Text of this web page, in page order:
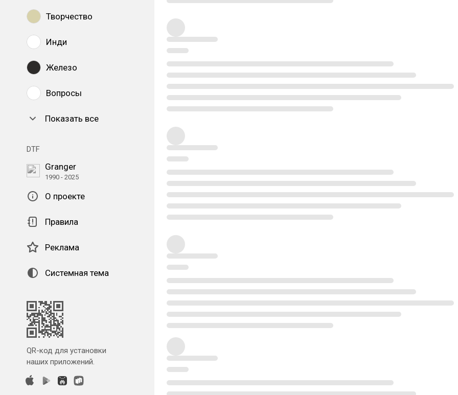
Творчество
Инди
Железо
Вопросы
Показать все
DTF
Granger
1990 - 2025
О проекте
Правила
Реклама
Системная тема
QR-код для установки
наших приложений.